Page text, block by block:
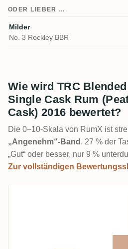
ODER LIEBER …
Milder
No. 3 Rockley BBR
Wie wird TRC
Single Cask Rum
Cask) 2016 bewertet?
Die 0–10-Skala von RumX ist
„Angenehm“-Band . 27 % der
„Gut“ oder besser, nur 9 %
Zur vollständigen